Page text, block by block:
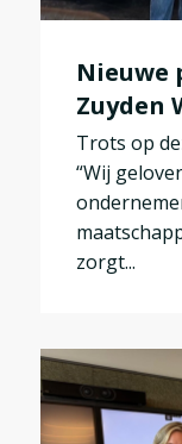
Nieuwe
Zuyden
Trots op
“Wij
zorgt...